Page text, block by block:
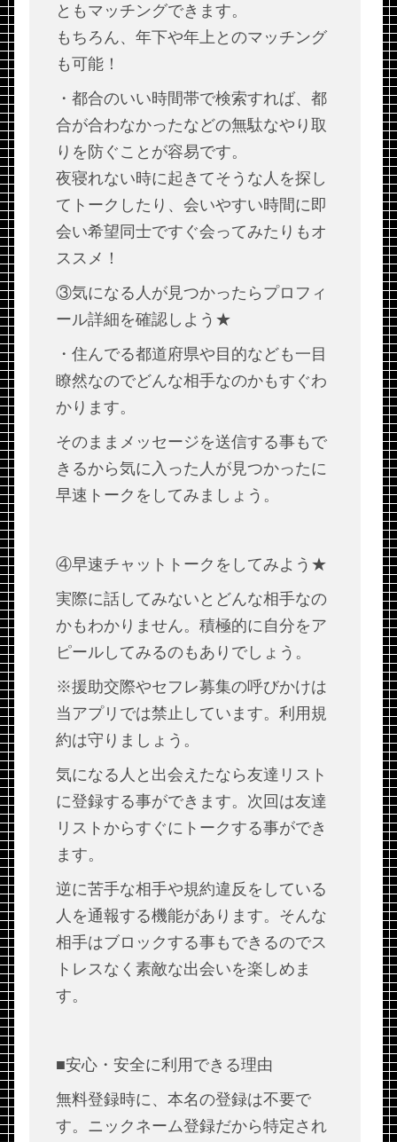
ともマッチングできます。
もちろん、年下や年上とのマッチング
も可能！
・都合のいい時間帯で検索すれば、都
合が合わなかったなどの無駄なやり取
りを防ぐことが容易です。
夜寝れない時に起きてそうな人を探し
てトークしたり、会いやすい時間に即
会い希望同士ですぐ会ってみたりもオ
ススメ！
③気になる人が見つかったらプロフィ
ール詳細を確認しよう★
・住んでる都道府県や目的なども一目
瞭然なのでどんな相手なのかもすぐわ
かります。
そのままメッセージを送信する事もで
きるから気に入った人が見つかったに
早速トークをしてみましょう。
④早速チャットトークをしてみよう★
実際に話してみないとどんな相手なの
かもわかりません。積極的に自分をア
ピールしてみるのもありでしょう。
※援助交際やセフレ募集の呼びかけは
当アプリでは禁止しています。利用規
約は守りましょう。
気になる人と出会えたなら友達リスト
に登録する事ができます。次回は友達
リストからすぐにトークする事ができ
ます。
逆に苦手な相手や規約違反をしている
人を通報する機能があります。そんな
相手はブロックする事もできるのでス
トレスなく素敵な出会いを楽しめま
す。
■安心・安全に利用できる理由
無料登録時に、本名の登録は不要で
す。ニックネーム登録だから特定され